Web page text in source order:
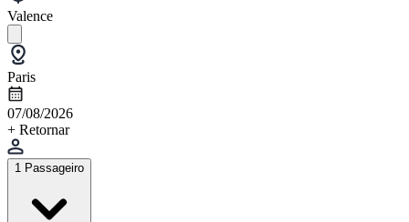
Valence
Paris
07/08/2026
+ Retornar
1 Passageiro